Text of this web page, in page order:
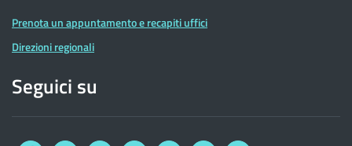
Prenota un appuntamento e recapiti uffici
Direzioni regionali
Seguici su